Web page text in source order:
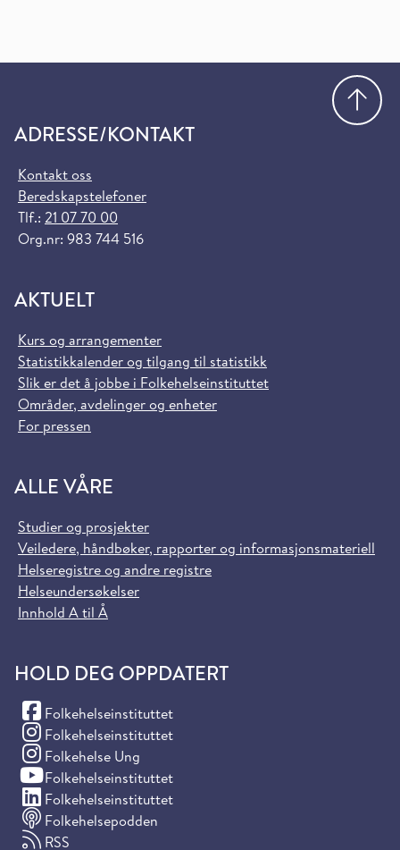
ADRESSE/KONTAKT
Kontakt oss
Beredskapstelefoner
Tlf.: 21 07 70 00
Org.nr: 983 744 516
AKTUELT
Kurs og arrangementer
Statistikkalender og tilgang til statistikk
Slik er det å jobbe i Folkehelseinstituttet
Områder, avdelinger og enheter
For pressen
ALLE VÅRE
Studier og prosjekter
Veiledere, håndbøker, rapporter og informasjonsmateriell
Helseregistre og andre registre
Helseundersøkelser
Innhold A til Å
HOLD DEG OPPDATERT
Folkehelseinstituttet
(Facebook)
Folkehelseinstituttet
(Instagram)
Folkehelse Ung
(Instagram)
Folkehelseinstituttet
(YouTube)
Folkehelseinstituttet
(LinkedIn)
Folkehelsepodden
RSS